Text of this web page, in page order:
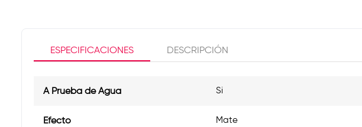
ESPECIFICACIONES DESCRIPCIÓN
A Prueba de Agua Si
Efecto Mate